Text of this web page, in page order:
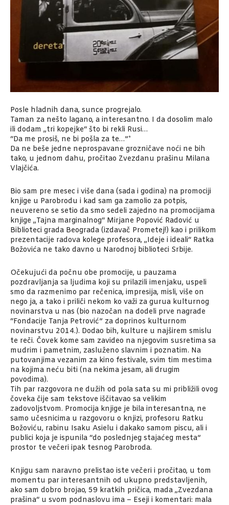
Posle hladnih dana, sunce progrejalo.
Taman za nešto lagano, a interesantno. I da dosolim malo
ili dodam „tri kopejke“ što bi rekli Rusi…
“Da me prosiš, ne bi pošla za te…”*
Da ne beše jedne neprospavane grozničave noći ne bih
tako, u jednom dahu, pročitao Zvezdanu prašinu Milana
Vlajčića.
Bio sam pre mesec i više dana (sada i godina) na promociji
knjige u Parobrodu i kad sam ga zamolio za potpis,
neuvereno se setio da smo sedeli zajedno na promocijama
knjige „Tajna marginalnog“ Mirjane Popović Radović u
Biblioteci grada Beograda (izdavač Prometej!) kao i prilikom
prezentacije radova kolege profesora, „Ideje i ideali“ Ratka
Božovića ne tako davno u Narodnoj biblioteci Srbije.
Očekujući da počnu obe promocije, u pauzama
pozdravljanja sa ljudima koji su prilazili imenjaku, uspeli
smo da razmenimo par rečenica, impresija, misli, više on
nego ja, a tako i priliči nekom ko važi za gurua kulturnog
novinarstva u nas (bio nazočan na dodeli prve nagrade
“Fondacije Tanja Petrović” za doprinos kulturnom
novinarstvu 2014.). Dodao bih, kulture u najširem smislu
te reči. Čovek kome sam zavideo na njegovim susretima sa
mudrim i pametnim, zasluženo slavnim i poznatim. Na
putovanjima vezanim za kino festivale, svim tim mestima
na kojima neću biti (na nekima jesam, ali drugim
povodima).
Tih par razgovora ne dužih od pola sata su mi približili ovog
čoveka čije sam tekstove iščitavao sa velikim
zadovoljstvom. Promocija knjige je bila interesantna, ne
samo učesnicima u razgovoru o knjizi, profesoru Ratku
Božoviću, rabinu Isaku Asielu i dakako samom piscu, ali i
publici koja je ispunila “do poslednjeg stajaćeg mesta”
prostor te večeri ipak tesnog Parobroda.
Knjigu sam naravno prelistao iste večeri i pročitao, u tom
momentu par interesantnih od ukupno predstavljenih,
ako sam dobro brojao, 59 kratkih pričica, mada „Zvezdana
prašina“ u svom podnaslovu ima – Eseji i komentari: mala